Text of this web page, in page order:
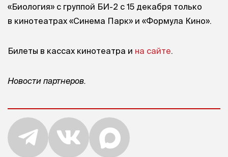
«Биология» с группой БИ-2 с 15 декабря только
в кинотеатрах «Синема Парк» и «Формула Кино».
Билеты в кассах кинотеатра и на сайте.
Новости партнеров.